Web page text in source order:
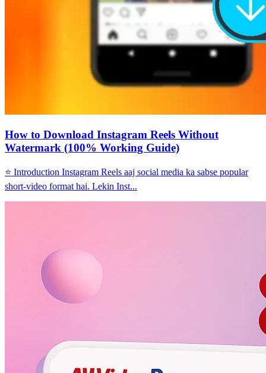
How to Download Instagram Reels Without
Watermark (100% Working Guide)
⭐ Introduction Instagram Reels aaj social media ka sabse popular
short-video format hai. Lekin Inst...